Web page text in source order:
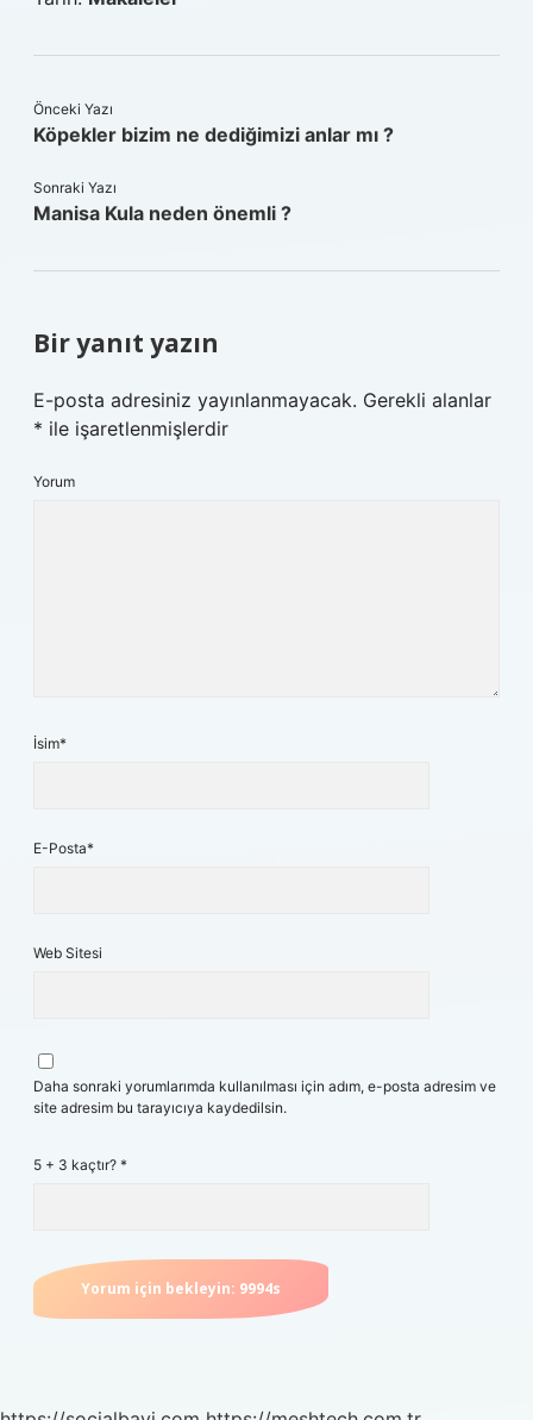
Önceki Yazı
Köpekler bizim ne dediğimizi anlar mı ?
Sonraki Yazı
Manisa Kula neden önemli ?
Bir yanıt yazın
E-posta adresiniz yayınlanmayacak. Gerekli alanlar
* ile işaretlenmişlerdir
Yorum
İsim*
E-Posta*
Web Sitesi
Daha sonraki yorumlarımda kullanılması için adım, e-posta adresim ve
site adresim bu tarayıcıya kaydedilsin.
5 + 3 kaçtır? *